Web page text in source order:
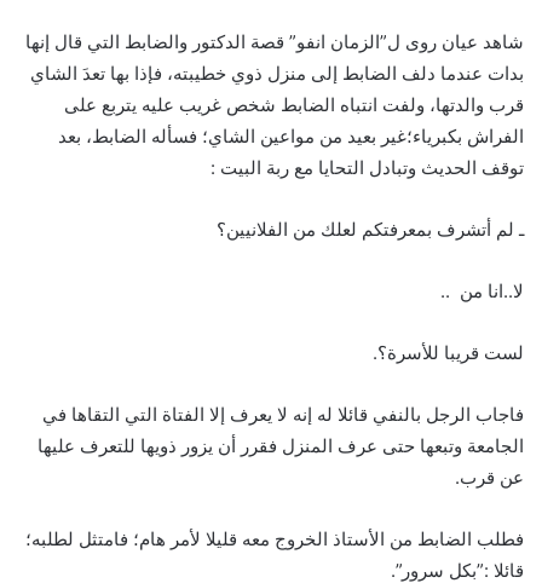
شاهد عيان روى ل”الزمان انفو” قصة الدكتور والضابط التي قال إنها
بدات عندما دلف الضابط إلى منزل ذوي خطيبته، فإذا بها تعدَ الشاي
قرب والدتها، ولفت انتباه الضابط شخص غريب عليه يتربع على
الفراش بكبرياء؛غير بعيد من مواعين الشاي؛ فسأله الضابط، بعد
توقف الحديث وتبادل التحايا مع ربة البيت :
ـ لم أتشرف بمعرفتكم لعلك من الفلانيين؟
لا..انا من ..
لست قريبا للأسرة؟.
فاجاب الرجل بالنفي قائلا له إنه لا يعرف إلا الفتاة التي التقاها في
الجامعة وتبعها حتى عرف المنزل فقرر أن يزور ذويها للتعرف عليها
عن قرب.
فطلب الضابط من الأستاذ الخروج معه قليلا لأمر هام؛ فامتثل لطلبه؛
قائلا :”بكل سرور”.